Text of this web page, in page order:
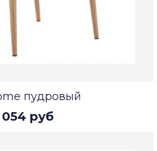
пудровый
054 руб